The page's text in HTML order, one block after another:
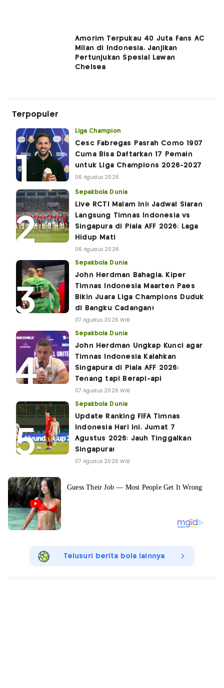
Amorim Terpukau 40 Juta Fans AC
Milan di Indonesia, Janjikan
Pertunjukan Spesial Lawan
Chelsea
Terpopuler
Liga Champion
Cesc Fabregas Pasrah Como 1907
Cuma Bisa Daftarkan 17 Pemain
untuk Liga Champions 2026-2027
06 Agustus 2026
Sepakbola Dunia
Live RCTI Malam Ini! Jadwal Siaran
Langsung Timnas Indonesia vs
Singapura di Piala AFF 2026: Laga
Hidup Mati
06 Agustus 2026
Sepakbola Dunia
John Herdman Bahagia, Kiper
Timnas Indonesia Maarten Paes
Bikin Juara Liga Champions Duduk
di Bangku Cadangan!
07 Agustus 2026 WIB
Sepakbola Dunia
John Herdman Ungkap Kunci agar
Timnas Indonesia Kalahkan
Singapura di Piala AFF 2026:
Tenang tapi Berapi-api
07 Agustus 2026 WIB
Sepakbola Dunia
Update Ranking FIFA Timnas
Indonesia Hari Ini, Jumat 7
Agustus 2026: Jauh Tinggalkan
Singapura!
07 Agustus 2026 WIB
Telusuri berita bola lainnya